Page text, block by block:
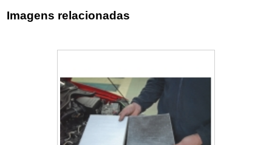
Imagens relacionadas